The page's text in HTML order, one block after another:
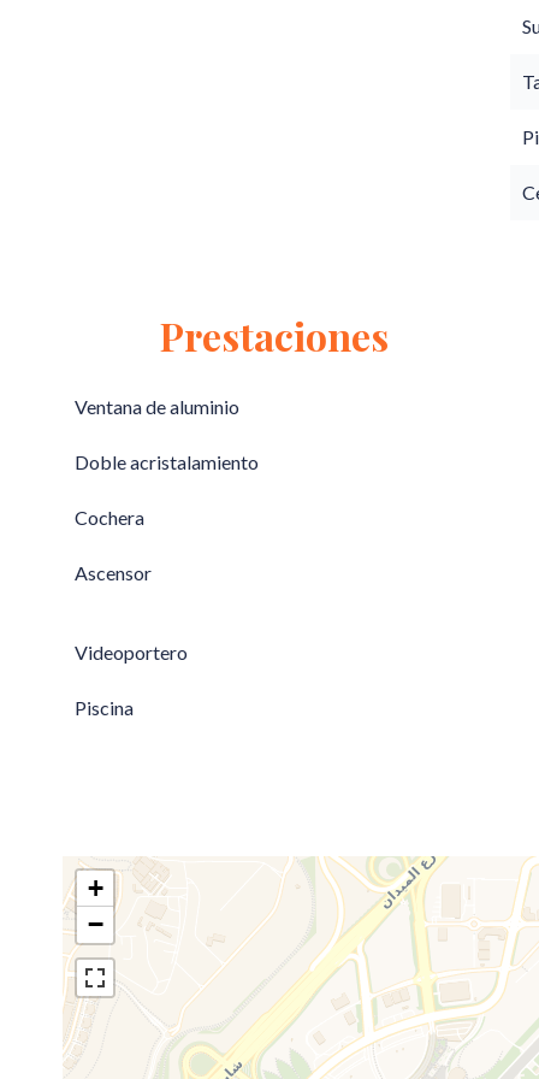
Prestaciones
Ventana de aluminio
Doble acristalamiento
Cochera
Ascensor
Videoportero
Piscina
+
−